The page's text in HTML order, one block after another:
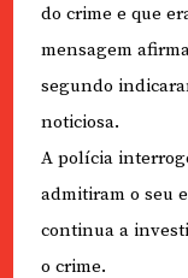
do crime e que
mensagem
segundo
noticiosa.
A polícia
admitiram o seu
continua a
o crime.